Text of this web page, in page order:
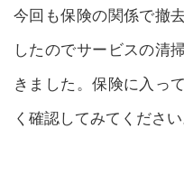
今回も保険の関係で撤
したのでサービスの清
きました。保険に入っ
く確認してみてください